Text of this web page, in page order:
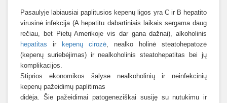
Pasaulyje labiausiai paplitusios kepenų ligos yra C ir B hepatito
virusinė infekcija (A hepatitu dabartiniais laikais sergama daug
rečiau, bet Pietų Amerikoje vis dar gana dažnai), alkoholinis
hepatitas ir kepenų cirozė , nealko holinė steatohepatozė
(kepenų suriebėjimas) ir nealkoholinis steatohepatitas bei jų
komplikacijos.
Stiprios ekonomikos šalyse nealkoholinių ir neinfekcinių
kepenų pažeidimų paplitimas
didėja. Šie pažeidimai patogeneziškai susiję su nutukimu ir